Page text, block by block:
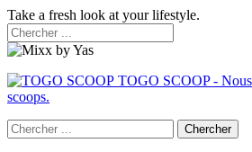
Take a fresh look at your lifestyle.
TOGO SCOOP -
scoops.